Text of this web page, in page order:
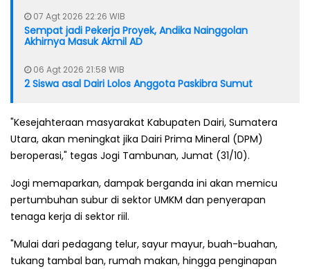
07 Agt 2026 22:26 WIB
Sempat jadi Pekerja Proyek, Andika Nainggolan
Akhirnya Masuk Akmil AD
06 Agt 2026 21:58 WIB
2 Siswa asal Dairi Lolos Anggota Paskibra Sumut
"Kesejahteraan masyarakat Kabupaten Dairi, Sumatera
Utara, akan meningkat jika Dairi Prima Mineral (DPM)
beroperasi," tegas Jogi Tambunan, Jumat (31/10).
Jogi memaparkan, dampak berganda ini akan memicu
pertumbuhan subur di sektor UMKM dan penyerapan
tenaga kerja di sektor riil.
"Mulai dari pedagang telur, sayur mayur, buah-buahan,
tukang tambal ban, rumah makan, hingga penginapan